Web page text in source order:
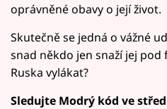
Sledujte nás
oprávněné obavy o její život.
Skutečně se jedná o vážné
snad někdo jen snaží jej
Ruska vylákat?
Sledujte Modrý kód ve